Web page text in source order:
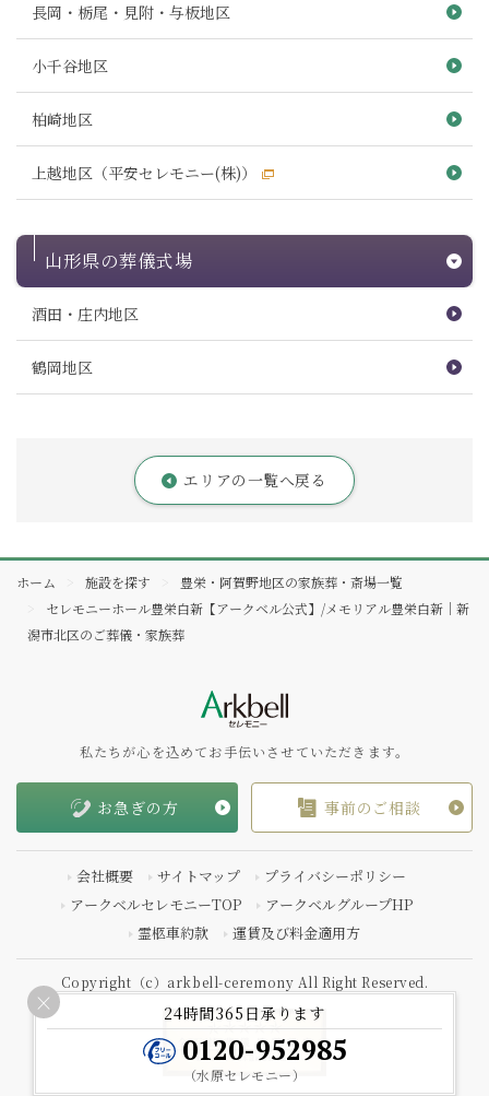
長岡・栃尾・見附・与板地区
小千谷地区
柏崎地区
上越地区（平安セレモニー(株)）
山形県の葬儀式場
酒田・庄内地区
鶴岡地区
エリアの一覧へ戻る
24時間365日承ります
0120-952985
（水原セレモニー）
×
ホーム 施設を探す
豊栄・阿賀野地区の家族葬・斎場一覧
セレモニーホール豊栄白新【アークベル公式】/メモリアル豊栄白新｜新
潟市北区のご葬儀・家族葬
私たちが心を込めてお手伝いさせていただきます。
お急ぎの方 事前のご相談
会社概要 サイトマップ
プライバシーポリシー
アークベルセレモニーTOP
アークベルグループHP
霊柩車約款
運賃及び料金適用方
Copyright（c）arkbell-ceremony All Right Reserved.